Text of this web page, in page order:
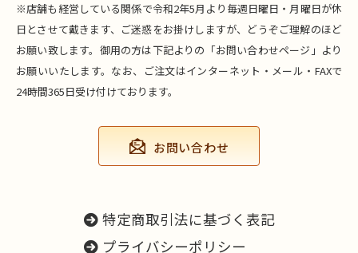
※店舗も経営している関係で令和2年5月より毎週日曜日・月曜日が休
日とさせて戴きます、ご迷惑をお掛けしますが、どうぞご理解のほど
お願い致します。御用の方は下記よりの「お問い合わせページ」より
お願いいたします。なお、ご注文はインターネット・メール・FAXで
24時間365日受け付けております。
お問い合わせ
特定商取引法に基づく表記
プライバシーポリシー